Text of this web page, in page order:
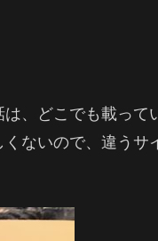
、どこでも載って
ないので、違うサ